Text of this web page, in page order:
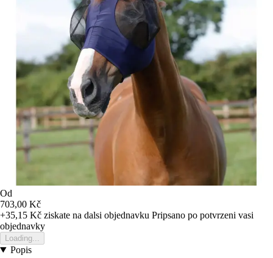
Od
703,00 Kč
+35,15 Kč ziskate na dalsi objednavku Pripsano po potvrzeni vasi
objednavky
Loading...
Popis